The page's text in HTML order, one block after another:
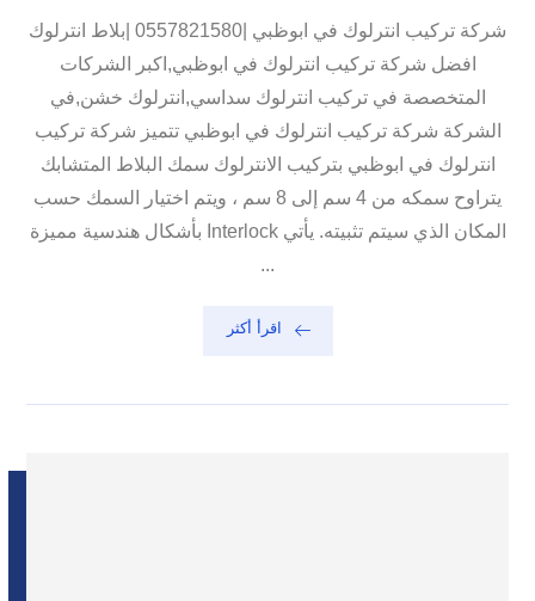
شركة تركيب انترلوك في ابوظبي |0557821580 |بلاط انترلوك
افضل شركة تركيب انترلوك في ابوظبي,اكبر الشركات
المتخصصة في تركيب انترلوك سداسي,انترلوك خشن,في
الشركة شركة تركيب انترلوك في ابوظبي تتميز شركة تركيب
انترلوك في ابوظبي بتركيب الانترلوك سمك البلاط المتشابك
يتراوح سمكه من 4 سم إلى 8 سم ، ويتم اختيار السمك حسب
المكان الذي سيتم تثبيته. يأتي Interlock بأشكال هندسية مميزة
...
اقرأ أكثر